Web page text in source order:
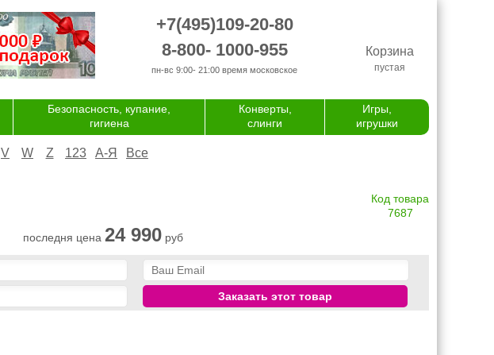
+7(495)109-20-80
8-800- 1000-955
пн-вс 9:00- 21:00 время московское
Корзина
пустая
Безопасность, купание,
гигиена
Конверты,
слинги
Игры,
игрушки
V W Z 123 А-Я Все
Код товара
7687
последня цена 24 990 руб
Заказать этот товар